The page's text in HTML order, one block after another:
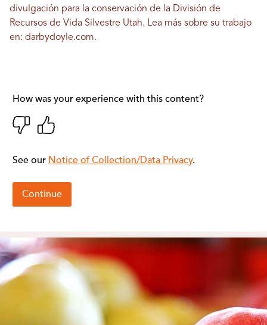
divulgación para la conservación de la División de
Recursos de Vida Silvestre Utah. Lea más sobre su trabajo
en: darbydoyle.com.